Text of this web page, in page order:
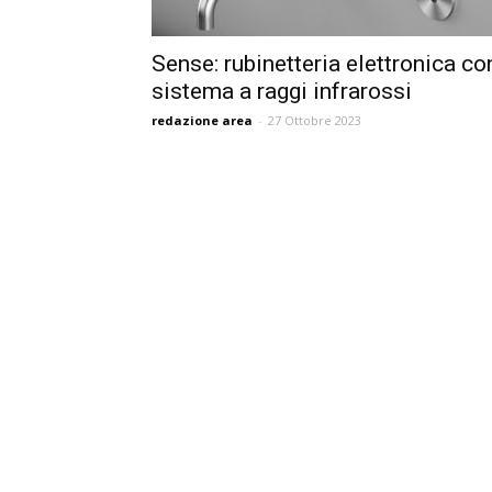
Sense: rubinetteria elettronica
sistema a raggi infrarossi
redazione area - 27 Ottobre 2023